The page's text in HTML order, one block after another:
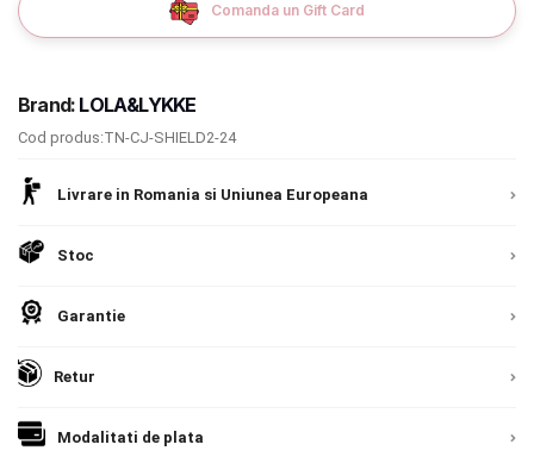
Termeni si conditii
Politica de utilizare cookie-uri
Instalare scaune/scoici auto
ANPC
Comanda un Gift Card
Brand: LOLA&LYKKE
Cod produs:TN-CJ-SHIELD2-24
Livrare in Romania si Uniunea Europeana
Stoc
Garantie
Retur
Modalitati de plata
9.305 lei